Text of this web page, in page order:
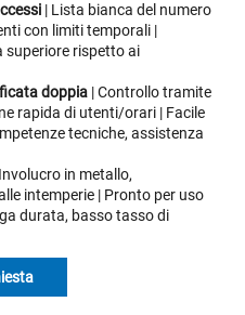
| Lista bianca del numero
con limiti temporali |
superiore rispetto ai
doppia | Controllo tramite
rapida di utenti/orari | Facile
tecniche, assistenza
in metallo,
intemperie | Pronto per uso
durata, basso tasso di